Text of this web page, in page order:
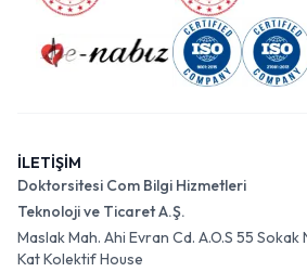
İLETİŞİM
Doktorsitesi Com Bilgi Hizmetleri
Teknoloji ve Ticaret A.Ş.
Maslak Mah. Ahi Evran Cd. A.O.S 55
Kat Kolektif House